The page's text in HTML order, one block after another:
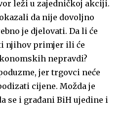
leži u zajedničkoj akciji.
da nije dovoljno
je djelovati. Da li će
njihov primjer ili će
nepravdi?
jer trgovci neće
cijene. Možda je
se i građani BiH ujedine i